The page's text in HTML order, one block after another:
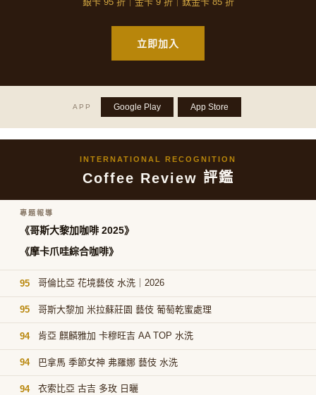
立即加入
APP Google Play App Store
INTERNATIONAL RECOGNITION
Coffee Review 評鑑
專題報導
《哥斯大黎加咖啡 2025》
《摩卡爪哇綜合咖啡》
95 哥倫比亞 花境藝伎 水洗｜2026
95 哥斯大黎加 米拉蘇莊園 藝伎 葡萄乾蜜處理
94 肯亞 麒麟雅加 卡穆旺吉 AA TOP 水洗
94 巴拿馬 季節女神 弗羅娜 藝伎 水洗
94 衣索比亞 古吉 多玫 日曬